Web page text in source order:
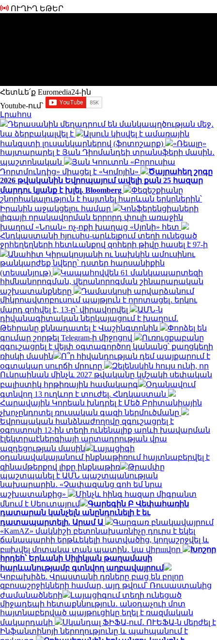
ՈՒՂԻՂ ԵԹԵՐ
Հետևե՛ք Euromedia24-ին
Youtube-ում`
Լրահոս
Դերասանին մեղադրում են մանկապղծության մեջ․
նա ձերբակալվել է
Ալսուն կիսվել է ամառային
հանգստի լուսանկարներով (ֆոտոշարք)
«Ռեալը»
հայտարարել է Յան Դիոմանդեի տրանսֆերի մասին․
պաշտոնական
Յան Կոուտոն «Բորուսիա
Դորտմունդից» միացել է «Կոմոյին»
Ծայրահեղ շոգը
2026 թվականին Եվրոպայում ավելի քան 25 հազար
մարդու կյանք է խլել. Bloomberg
Փեզեշքիանը
շնորհակալություն է հայտնել հարևան երկրներին՝
Իրանին աջակցելու համար
Կոնֆերենցիաների
լիգայի որակավորման երրորդ փուլի առաջին
խաղում «Նոան» ոչ-ոքի խաղաց «Սյոնի» հետ
Հնդկաստանի հյուսիս-արևելքում տեղի ունեցած
ջրհեղեղների հետևանքով զոհերի թիվը հասել է 97-ի
Անահիտ Կիրակոսյանի ու նախկին ամուսինու
թանկարժեք նվերը՝ դստեր հարսանիքին
(տեսանյութ)
Կապահովվեն 61 մանկապարտեզի
հիմնանորոգման, վերանորոգման շինարարական
աշխատանքները
Դամասկոսի արվարձանում
միկրոավտոբուսում պայթյուն է որոտացել․ երկու
մարդ զոհվել է, 13-ը՝ վիրավորվել
ԱՄՆ-ն
դիվանագիտական ներկայացում է խաղում.
Թեհրանը քննադատել է Վաշինգտոնին
Փորձել են
գումար շորթել Telegram-ի միջոցով
Ուռուցքաբանը
զգուշացրել է վեյփ օգտագործող կանանց՝ քաղցկեղի
ռիսկի մասին
Ո՞ր հիվանդության դեմ պայքարում է
օգտակար սուրճի մրուրը
Զելենսկին հույս ունի, որ
Ուկրաինան մինչև 2027 թվականը կմշակի սեփական
բալիստիկ հրթիռային համակարգ
Օդանավում
գտնվող 13 ուղևոր է տուժել. Հնդկաստան
Հարավային Կորեան խնդրել է Մեծ Բրիտանիային
չխոչընդոտել ռուսական գազի ներմուծմանը
Եվրոպական հանձնաժողովը զգուշացրել է
օգոստոսի 12-ին տեղի ունենալիք արևի խավարման
էլեկտրաէներգիայի արտադրության վրա
ազդեցության մասին
Լայպցիգի
օդանավակայանում ինքնաթիռում հայտնաբերվել է
զինամթերքով լիքը ինքնաթիռ
Թրամփը
պաշտպանել է ԱՄՆ պաշտպանության
նախարարին․ «Չափազանց գոհ եմ նրա
աշխատանքից»
Մինչև հինգ հազար միգրանտ
մնում է Սեուտայում
Գարեգին Բ Վեփահառին
դատարան կանչելն անընդունելի է եւ
դատապարտելի. Արամ Ա
Գարգառ բնակավայրում
«KamAZ» մակնիշի բետոնախառնիչը դուրս է եկել
ճանապարհի երթևեկելի հատվածից, կողաշրջվել և
բшխվել մոտակա տան պատին․ կա վիրшվոր
Խոշոր
հրդեհ՝ Երևանի Սիլիկյան թաղամասի
հարևանությամբ գտնվող աղբավայրում
Կոբախիձե. Վրաստանի դռները բաց են բոլոր
զբոսաշրջիկների համար, այդ թվում՝ Ռուսաստանից
ժամանածների
Լայպցիգում տեղի ունեցած
միջադեպի հետաքննություն․ անօդաչուի մոտ
հայտնաբերված պայթուցիկը եղել է ռազմական
մակարդակի
Սկանդալ ՖԻՖԱ-ում․ ՈՒԵՖԱ-ն մերժել է
Ինֆանտինոյի ներողությունը և պահպանում է